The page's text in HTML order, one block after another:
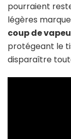
pourraient
légères
coup de
protégeant le
disparaître